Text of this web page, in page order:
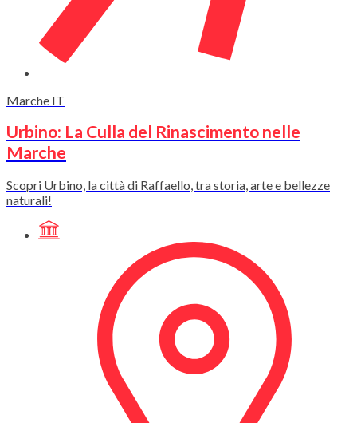
Marche IT
Urbino: La Culla del Rinascimento nelle
Marche
Scopri Urbino, la città di Raffaello, tra storia, arte e bellezze
naturali!